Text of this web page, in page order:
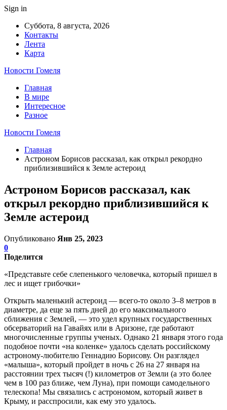
Sign in
Суббота, 8 августа, 2026
Контакты
Лента
Карта
Новости Гомеля
Главная
В мире
Интересное
Разное
Новости Гомеля
Главная
Астроном Борисов рассказал, как открыл рекордно
приблизившийся к Земле астероид
Астроном Борисов рассказал, как
открыл рекордно приблизившийся к
Земле астероид
Опубликовано Янв 25, 2023
0
Поделится
«Представьте себе слепенького человечка, который пришел в
лес и ищет грибочки»
Открыть маленький астероид — всего-то около 3–8 метров в
диаметре, да еще за пять дней до его максимального
сближения с Землей, — это удел крупных государственных
обсерваторий на Гавайях или в Аризоне, где работают
многочисленные группы ученых. Однако 21 января этого года
подобное почти «на коленке» удалось сделать российскому
астроному-любителю Геннадию Борисову. Он разглядел
«малыша», который пройдет в ночь с 26 на 27 января на
расстоянии трех тысяч (!) километров от Земли (а это более
чем в 100 раз ближе, чем Луна), при помощи самодельного
телескопа! Мы связались с астрономом, который живет в
Крыму, и расспросили, как ему это удалось.